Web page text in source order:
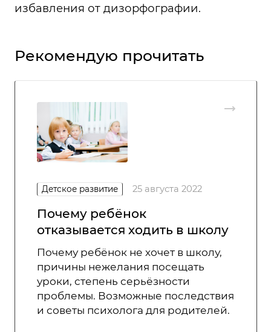
избавления от дизорфографии.
Рекомендую прочитать
Детское развитие 25 августа 2022
Почему ребёнок
отказывается ходить в школу
Почему ребёнок не хочет в школу,
причины нежелания посещать
уроки, степень серьёзности
проблемы. Возможные последствия
и советы психолога для родителей.